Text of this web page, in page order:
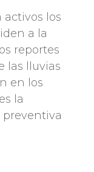
los
a la
reportes
las lluvias
en los
la
preventiva